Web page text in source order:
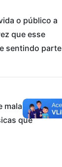
o público a
que esse
sentindo parte
malabaristas, a
que